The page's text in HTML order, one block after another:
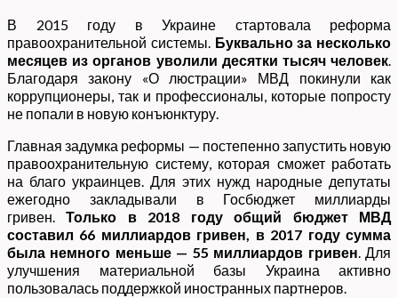
В 2015 году в Украине стартовала реформа
правоохранительной системы. Буквально за несколько
месяцев из органов уволили десятки тысяч человек.
Благодаря закону «О люстрации» МВД покинули как
коррупционеры, так и профессионалы, которые попросту
не попали в новую конъюнктуру.
Главная задумка реформы — постепенно запустить новую
правоохранительную систему, которая сможет работать
на благо украинцев. Для этих нужд народные депутаты
ежегодно закладывали в Госбюджет миллиарды
гривен.Только в 2018 году общий бюджет МВД
составил 66 миллиардов гривен, в 2017 году сумма
была немного меньше — 55 миллиардов гривен. Для
улучшения материальной базы Украина активно
пользовалась поддержкой иностранных партнеров.